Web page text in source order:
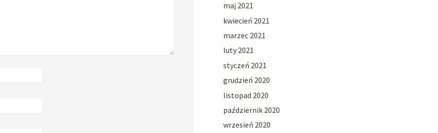
maj 2021
kwiecień 2021
marzec 2021
luty 2021
styczeń 2021
grudzień 2020
listopad 2020
październik 2020
wrzesień 2020